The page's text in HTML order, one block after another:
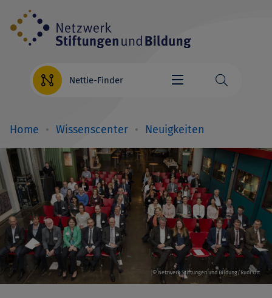
Direkt
zum
Inhalt
Nettie-Finder
Home Wissenscenter Neuigkeiten
© Netzwerk Stiftungen und Bildung/Rudi Ott